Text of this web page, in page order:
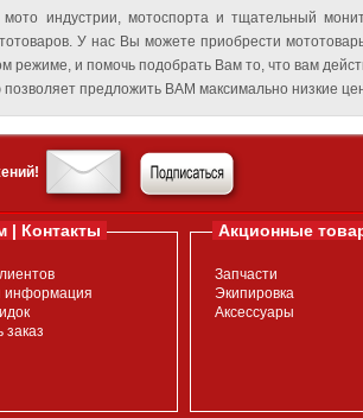
индустрии, мотоспорта и тщательный
У нас Вы можете приобрести
режиме, и помочь подобрать Вам то, что вам
предложить ВАМ максимально низкие
| Контакты
информация
заказ
Акционные
Запчасти
Экипировка
Аксессуары